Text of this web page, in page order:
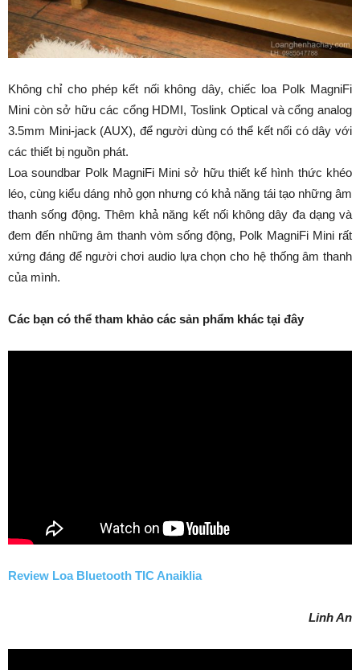
Không chỉ cho phép kết nối không dây, chiếc loa Polk MagniFi
Mini còn sở hữu các cổng HDMI, Toslink Optical và cổng analog
3.5mm Mini-jack (AUX), để người dùng có thể kết nối có dây với
các thiết bị nguồn phát.
Loa soundbar Polk MagniFi Mini sở hữu thiết kế hình thức khéo
léo, cùng kiểu dáng nhỏ gọn nhưng có khả năng tái tạo những âm
thanh sống động. Thêm khả năng kết nối không dây đa dạng và
đem đến những âm thanh vòm sống động, Polk MagniFi Mini rất
xứng đáng để người chơi audio lựa chọn cho hệ thống âm thanh
của mình.
Các bạn có thể tham khảo các sản phẩm khác tại đây
Review Loa Bluetooth TIC Anaiklia
Linh An